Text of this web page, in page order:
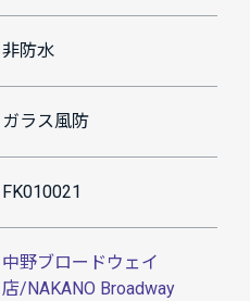
非防水
ガラス風防
FK010021
中野ブロードウェイ
店/NAKANO Broadway